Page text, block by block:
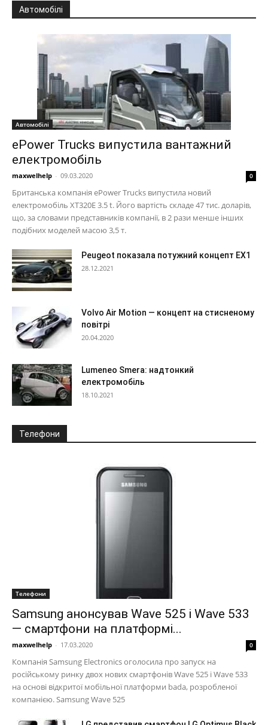
Автомобілі
Автомобілі
ePower Trucks випустила вантажний
електромобіль
maxwelhelp - 09.03.2020 0
Британська компанія ePower Trucks випустила новий
електромобіль XT320E 3.5 t. Його вартість складе 47 тис. доларів,
що, за словами представників компанії, в 2 рази менше інших
подібних моделей масою 3,5 т.
Peugeot показала потужний концепт EX1
28.12.2021
Volvo Air Motion — концепт на стисненому
повітрі
20.04.2020
Lumeneo Smera: надтонкий
електромобіль
18.10.2021
Телефони
Телефони
Samsung анонсував Wave 525 і Wave 533
— смартфони на платформі...
maxwelhelp - 17.03.2020 0
Компанія Samsung Electronics оголосила про запуск на
російському ринку двох нових смартфонів Wave 525 і Wave 533
на основі відкритої мобільної платформи bada, розробленої
компанією. Samsung Wave 525